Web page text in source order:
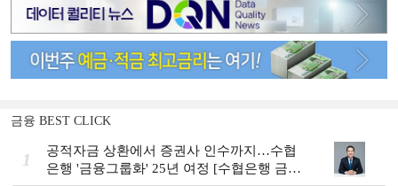
금융 BEST CLICK
1
공적자금 상환에서 증권사 인수까지…수협
은행 '금융그룹화' 25년 여정 [수협은행 금융